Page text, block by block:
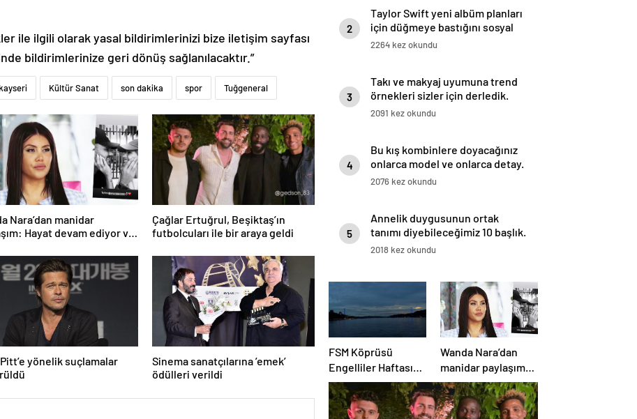
ile ilgili olarak yasal bildirimlerinizi bize iletişim sayfası
bildirimlerinize geri dönüş sağlanılacaktır.”
Kültür Sanat son dakika spor Tuğgeneral
Nara’dan manidar
Hayat devam ediyor ve
Çağlar Ertuğrul, Beşiktaş’ın
futbolcuları ile bir araya geldi
yönelik suçlamalar
Sinema sanatçılarına ’emek’
ödülleri verildi
2
Taylor Swift yeni albüm planları
için düğmeye bastığını sosyal
medyadan duyurdu!
2264 kez okundu
3
Takı ve makyaj uyumuna trend
örnekleri sizler için derledik.
2091 kez okundu
4
Bu kış kombinlere doyacağınız
onlarca model ve onlarca detay.
2076 kez okundu
5
Annelik duygusunun ortak
tanımı diyebileceğimiz 10 başlık.
2018 kez okundu
FSM Köprüsü
Engelliler Haftası
İçin Mavi Aydınlatıldı
Wanda Nara’dan
manidar paylaşım:
Hayat devam ediyor
ve bazen güçlü
değilim